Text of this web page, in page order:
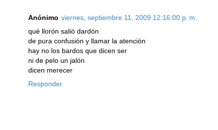
Anónimo viernes, septiembre 11, 2009 12:16:00 p. m.
qué llorón salió dardón
de pura confusión y llamar la atención
hay no los bardos que dicen ser
ni de pelo un jalón
dicen merecer
Responder